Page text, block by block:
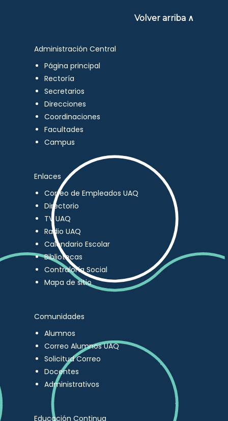
Volver arriba ∧
Administración Central
Página principal
Rectoría
Secretarios
Direcciones
Coordinaciones
Facultades
Campus
Enlaces
Correo de Empleados UAQ
Directorio
TV UAQ
Radio UAQ
Calendario Escolar
Bibliotecas
Contraloría Social
Mapa de sitio
Comunidades
Alumnos
Correo Alumnos UAQ
Solicitud Correo
Docentes
Administrativos
Educación Continua